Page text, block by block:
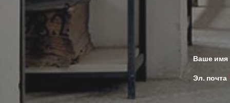
Ваше имя
Эл. почта